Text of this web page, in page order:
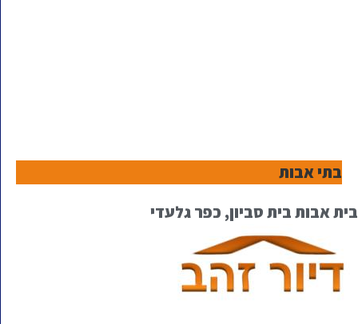
בתי אבות
בית אבות בית סביון, כפר גלעדי